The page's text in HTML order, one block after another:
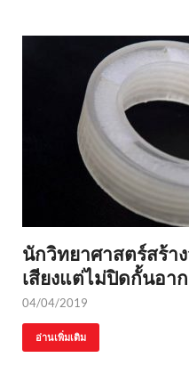
นักวิทยาศาสตร์สร้า
เสียงแต่ไม่ปิดกั้นอา
04/04/2019
อ่านเพิ่มเติม